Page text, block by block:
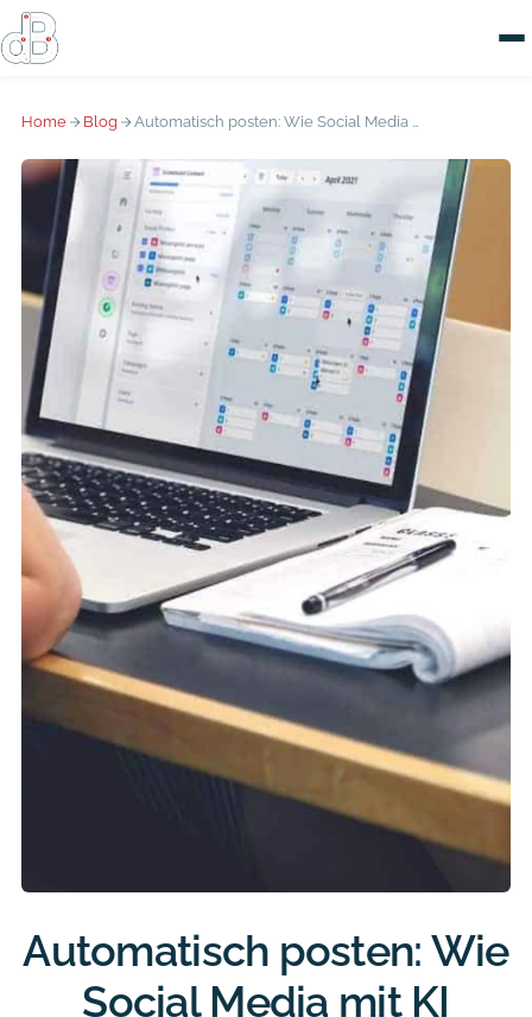
Home Blog Automatisch posten: Wie Social Media mit KI leichter wird, ohne beliebig zu klingen
Automatisch posten: Wie
Social Media mit KI